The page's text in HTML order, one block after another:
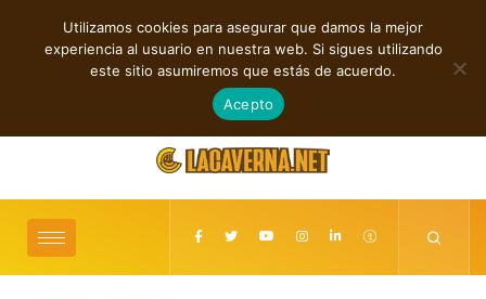
TENDENCIAS
Rock, folk e indie: cuatro estrenos independientes por descubrir
agosto 7, 2026
Utilizamos cookies para asegurar que damos la mejor
experiencia al usuario en nuestra web. Si sigues utilizando
este sitio asumiremos que estás de acuerdo.
Acepto